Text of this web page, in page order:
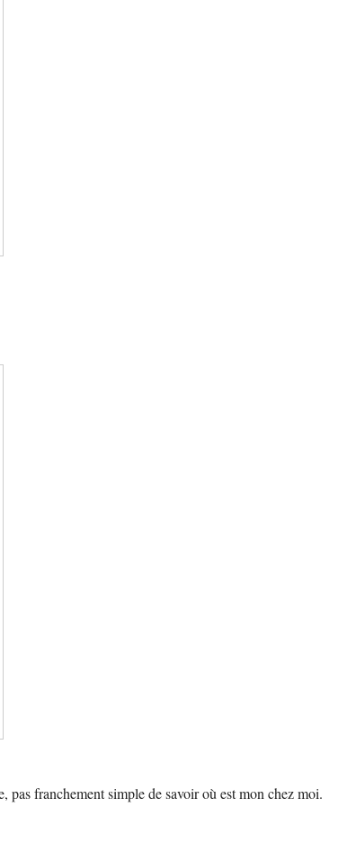
pas franchement simple de savoir où est mon chez moi.